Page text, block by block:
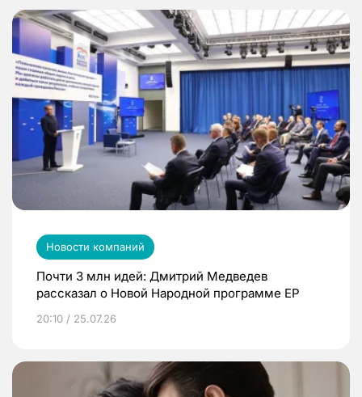
Новости компаний
Почти 3 млн идей: Дмитрий Медведев
рассказал о Новой Народной программе ЕР
20:10 / 25.07.26